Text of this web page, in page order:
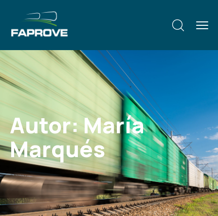
Autor:María
Marqués